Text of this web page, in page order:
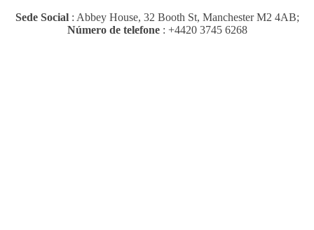
Sede Social: Abbey House, 32 Booth St, Manchester M2 4AB;
Número de telefone: +4420 3745 6268